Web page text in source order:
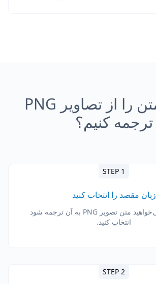
چگونه متن را از تصاویر PNG
ترجمه کنیم؟
STEP 1
زبان مقصد را انتخاب کنید
زبانی را که می‌خواهید متن تصویر PNG به آن ترجمه شود
انتخاب کنید.
STEP 2